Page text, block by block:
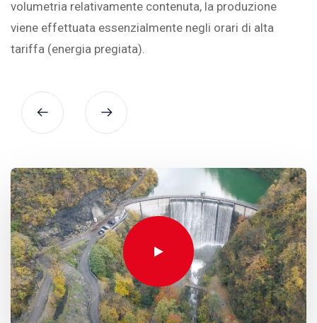
volumetria relativamente contenuta, la produzione
viene effettuata essenzialmente negli orari di alta
tariffa (energia pregiata).